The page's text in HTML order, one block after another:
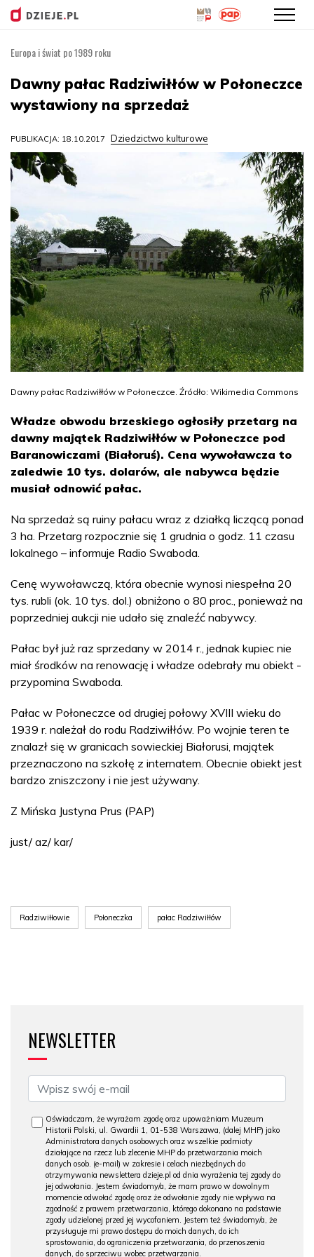
treści
Europa i świat po 1989 roku
Dawny pałac Radziwiłłów w Połoneczce
wystawiony na sprzedaż
PUBLIKACJA: 18.10.2017 Dziedzictwo kulturowe
Dawny pałac Radziwiłłów w Połoneczce. Źródło: Wikimedia Commons
Władze obwodu brzeskiego ogłosiły przetarg na
dawny majątek Radziwiłłów w Połoneczce pod
Baranowiczami (Białoruś). Cena wywoławcza to
zaledwie 10 tys. dolarów, ale nabywca będzie
musiał odnowić pałac.
Na sprzedaż są ruiny pałacu wraz z działką liczącą ponad
3 ha. Przetarg rozpocznie się 1 grudnia o godz. 11 czasu
lokalnego – informuje Radio Swaboda.
Cenę wywoławczą, która obecnie wynosi niespełna 20
tys. rubli (ok. 10 tys. dol.) obniżono o 80 proc., ponieważ na
poprzedniej aukcji nie udało się znaleźć nabywcy.
Pałac był już raz sprzedany w 2014 r., jednak kupiec nie
miał środków na renowację i władze odebrały mu obiekt -
przypomina Swaboda.
Pałac w Połoneczce od drugiej połowy XVIII wieku do
1939 r. należał do rodu Radziwiłłów. Po wojnie teren te
znalazł się w granicach sowieckiej Białorusi, majątek
przeznaczono na szkołę z internatem. Obecnie obiekt jest
bardzo zniszczony i nie jest używany.
Z Mińska Justyna Prus (PAP)
just/ az/ kar/
Radziwiłłowie Połoneczka pałac Radziwiłłów
NEWSLETTER
Oświadczam, że wyrażam zgodę oraz upoważniam Muzeum
Historii Polski, ul. Gwardii 1, 01-538 Warszawa, (dalej MHP) jako
Administratora danych osobowych oraz wszelkie podmioty
działające na rzecz lub zlecenie MHP do przetwarzania moich
danych osob. (e-mail) w zakresie i celach niezbędnych do
otrzymywania newslettera dzieje.pl od dnia wyrażenia tej zgody do
jej odwołania. Jestem świadomy/a, że mam prawo w dowolnym
momencie odwołać zgodę oraz że odwołanie zgody nie wpływa na
zgodność z prawem przetwarzania, którego dokonano na podstawie
zgody udzielonej przed jej wycofaniem. Jestem też świadomy/a, że
przysługuje mi prawo dostępu do moich danych, do ich
sprostowania, do ograniczenia przetwarzania, do przenoszenia
danych, do sprzeciwu wobec przetwarzania.